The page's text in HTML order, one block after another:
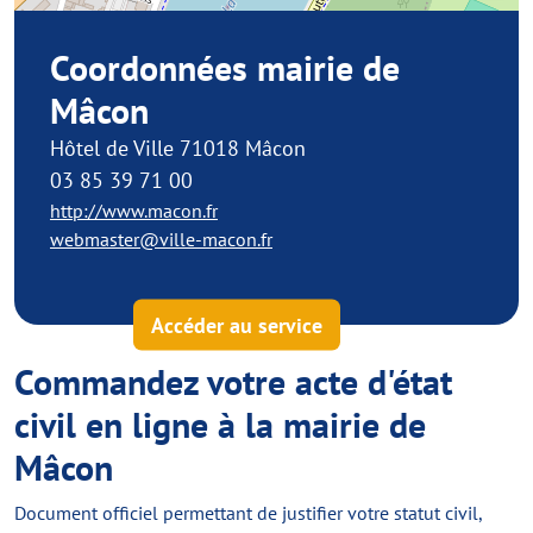
Coordonnées mairie de
Mâcon
Hôtel de Ville 71018 Mâcon
03 85 39 71 00
http://www.macon.fr
webmaster@ville-macon.fr
Accéder au service
Commandez votre acte d'état
civil en ligne à la mairie de
Mâcon
Document officiel permettant de justifier votre statut civil,